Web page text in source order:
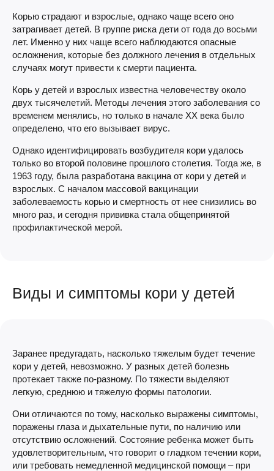
Корью страдают и взрослые, однако чаще всего оно
затрагивает детей. В группе риска дети от года до восьми
лет. Именно у них чаще всего наблюдаются опасные
осложнения, которые без должного лечения в отдельных
случаях могут привести к смерти пациента.
Корь у детей и взрослых известна человечеству около
двух тысячелетий. Методы лечения этого заболевания со
временем менялись, но только в начале ХХ века было
определено, что его вызывает вирус.
Однако идентифицировать возбудителя кори удалось
только во второй половине прошлого столетия. Тогда же, в
1963 году, была разработана вакцина от кори у детей и
взрослых. С началом массовой вакцинации
заболеваемость корью и смертность от нее снизились во
много раз, и сегодня прививка стала общепринятой
профилактической мерой.
Виды и симптомы кори у детей
Заранее предугадать, насколько тяжелым будет течение
кори у детей, невозможно. У разных детей болезнь
протекает также по-разному. По тяжести выделяют
легкую, среднюю и тяжелую формы патологии.
Они отличаются по тому, насколько выражены симптомы,
поражены глаза и дыхательные пути, по наличию или
отсутствию осложнений. Состояние ребенка может быть
удовлетворительным, что говорит о гладком течении кори,
или требовать немедленной медицинской помощи – при